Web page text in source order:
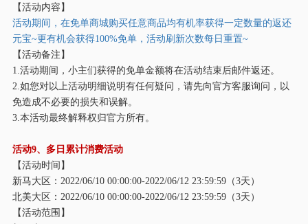
【活动内容】
活动期间，在免单商城购买任意商品均有机率获得一定数量的返还
元宝~更有机会获得100%免单，活动刷新次数每日重置~
【活动备注】
1.活动期间，小主们获得的免单金额将在活动结束后邮件返还。
2.如您对以上活动明细说明有任何疑问，请先向官方客服询问，以
免造成不必要的损失和误解。
3.本活动最终解释权归官方所有。
活动9、多日累计消费活动
【活动时间】
新马大区： 2022/06/10 00:00:00-2022/06/12 23:59:59（3天）
北美大区： 2022/06/10 00:00:00-2022/06/12 23:59:59（3天）
【活动范围】